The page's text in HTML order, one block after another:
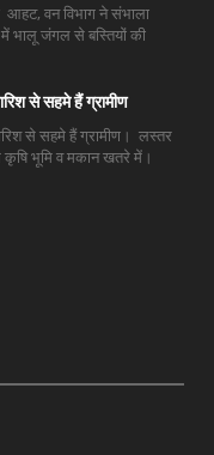
वन विभाग ने संभाला
में भालू जंगल से बस्तियों की
से सहमे हैं ग्रामीण
से सहमे हैं ग्रामीण। लस्तर
भूमि व मकान खतरे में।